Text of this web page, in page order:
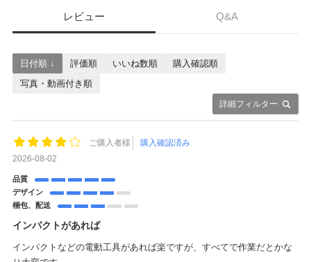
レビュー Q&A
詳細フィルター
日付順 ↓ 評価順 いいね数順
購入確認順
写真・動画付き順
ご購入者様
購入確認済み
2026-08-02
品質
デザイン
梱包、配送
インパクトがあれば
インパクトなどの電動工具があれば楽ですが、すべてで作業だとかな